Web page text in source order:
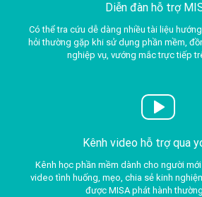
Diễn đàn hỗ trợ
Có thể tra cứu dễ dàng nhiều tài liệu
hỏi thường gặp khi sử dụng phần mềm,
nghiệp vụ, vướng mắc trực tiếp
Kênh video hỗ trợ qua
Kênh học phần mềm dành cho người
video tình huống, mẹo, chia sẻ kinh
được MISA phát hành